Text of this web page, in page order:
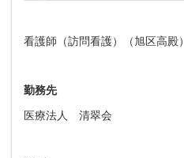
看護師（訪問看護）（旭区高殿）
勤務先
医療法人 清翠会